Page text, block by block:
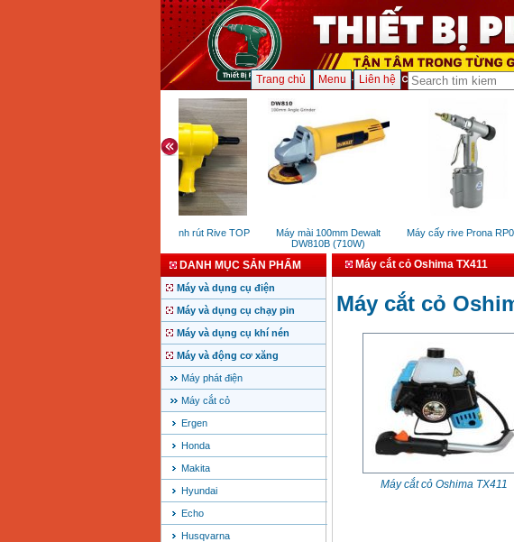
Trang chủ Menu Liên hệ
Súng bắn đinh rút Rive TOP
Máy mài 100mm Dewalt
DW810B (710W)
Máy cấy rive Prona
DANH MỤC SẢN PHẨM
Máy và dụng cụ điện
Máy và dụng cụ chạy pin
Máy và dụng cụ khí nén
Máy và động cơ xăng
Máy phát điện
Máy cắt cỏ
Ergen
Honda
Makita
Hyundai
Echo
Husqvarna
Máy cắt cỏ Oshima TX411
Máy cắt cỏ
Máy cắt cỏ Oshima TX411